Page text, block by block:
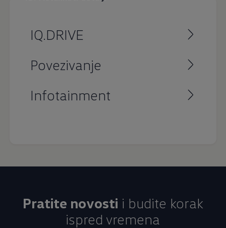
IQ.DRIVE
Povezivanje
Infotainment
Pratite novosti i budite korak
ispred vremena